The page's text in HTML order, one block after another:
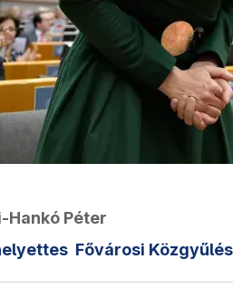
Hankó Péter
Fővárosi Közgyűlés